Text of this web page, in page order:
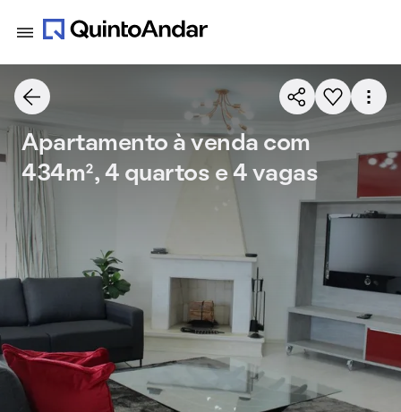
Apartamento à venda com
434m², 4 quartos e 4 vagas